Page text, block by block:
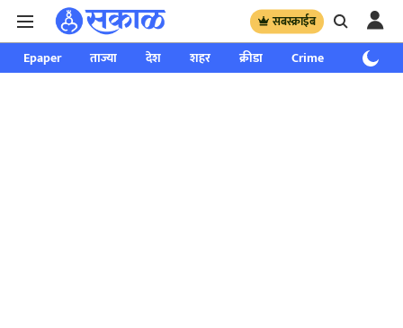
सबस्क्राईब
Epaper ताज्या देश शहर क्रीडा Crime साप्ताहिक